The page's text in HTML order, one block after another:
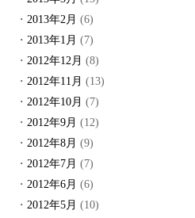
2013年2月 (6)
2013年1月 (7)
2012年12月 (8)
2012年11月 (13)
2012年10月 (7)
2012年9月 (12)
2012年8月 (9)
2012年7月 (7)
2012年6月 (6)
2012年5月 (10)